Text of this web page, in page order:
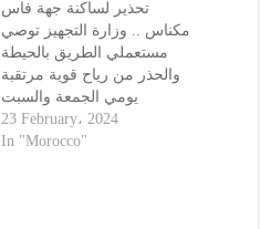
تحذير لساكنة جهة فاس
مكناس .. وزارة التجهيز توصي
مستعملي الطريق بالحيطة
والحذر من رياح قوية مرتقبة
يومي الجمعة والسبت
23 February، 2024
In "Morocco"